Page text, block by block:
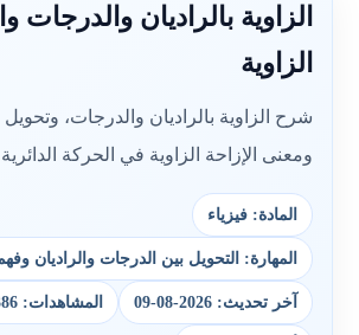
الزاوية بالراديان والدرجات
الزاوية
شرح الزاوية بالراديان والدرجات، وتحويل
ومعنى الإزاحة الزاوية في الحركة الدائرية
المادة: فيزياء
المهارة: التحويل بين الدرجات والراديان
آخر تحديث: 2026-08-09 المشاهدات: 386